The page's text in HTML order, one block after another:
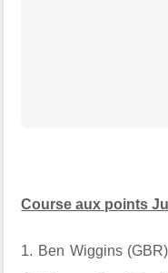
Course aux points
1. Ben Wiggins